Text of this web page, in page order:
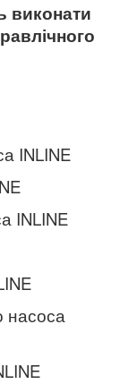
виконати
INLINE
INLINE
насоса